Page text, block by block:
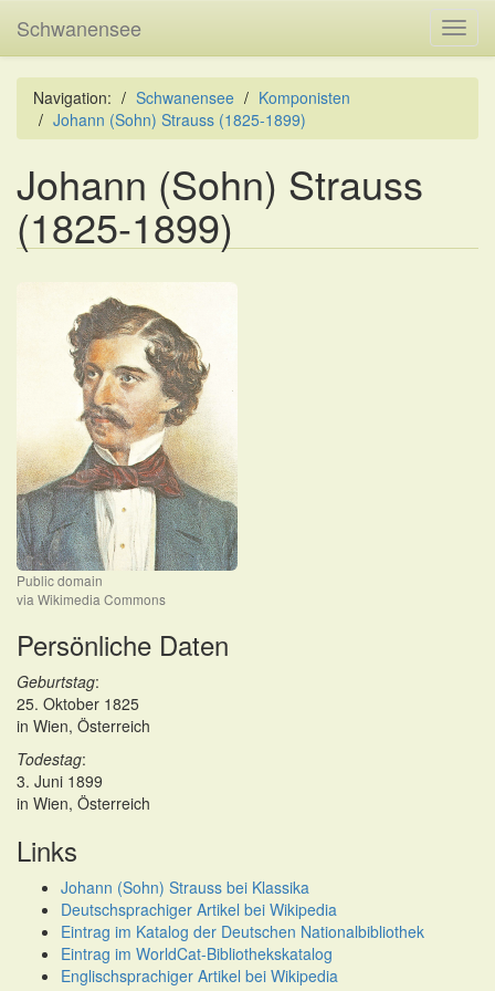
Schwanensee
Navigation: Schwanensee
Komponisten
Johann (Sohn) Strauss (1825-1899)
Johann (Sohn) Strauss
(1825-1899)
Public domain
via Wikimedia Commons
Persönliche Daten
Geburtstag:
25. Oktober 1825
in Wien, Österreich
Todestag:
3. Juni 1899
in Wien, Österreich
Links
Johann (Sohn) Strauss bei Klassika
Deutschsprachiger Artikel bei Wikipedia
Eintrag im Katalog der Deutschen Nationalbibliothek
Eintrag im WorldCat-Bibliothekskatalog
Englischsprachiger Artikel bei Wikipedia